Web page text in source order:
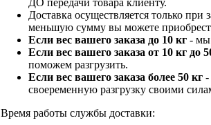
Доставка осуществляется только при
меньшую сумму вы можете
Если вес вашего заказа до 10 кг - мы
Если вес вашего заказа от 10 кг до
поможем разгрузить.
Если вес вашего заказа более 50 кг -
своеременную разгрузку своими
Время работы службы доставки: